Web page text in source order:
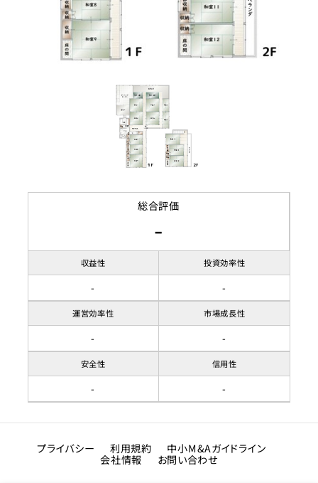
総合評価
-
収益性
-
投資効率性
-
運営効率性
-
市場成長性
-
安全性
-
信用性
-
プライバシー 利用規約
中小M&Aガイドライン
会社情報
お問い合わせ